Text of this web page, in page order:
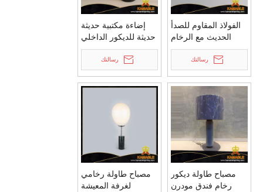
الفولاذ المقاوم للصدأ
الحديث مع الرخام
LED 3014 مصباح
الطاولة (GT8659)رسالتك
إضاءة مكتبية حديثة
حديثة للديكور الداخلي
(KAT8306-S)
رسالتك
مصباح طاولة ديكور
رخام فندق مودرن
مصباح طاولة رخامي
لغرفة المعيشة